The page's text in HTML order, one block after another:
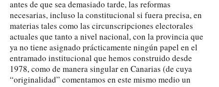
antes de que sea demasiado tarde, las reformas
necesarias, incluso la constitucional si fuera precisa, en
materias tales como las circunscripciones electorales
actuales que tanto a nivel nacional, con la provincia que
ya no tiene asignado prácticamente ningún papel en el
entramado institucional que hemos construido desde
1978, como de manera singular en Canarias (de cuya
“originalidad” comentamos en este mismo medio un